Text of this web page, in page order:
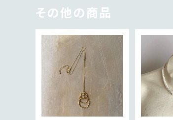
その他の商品